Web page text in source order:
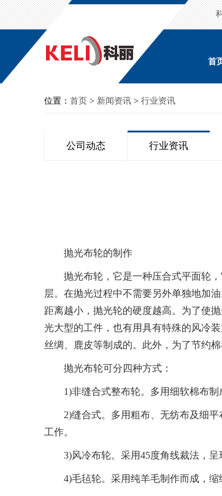
首
位置： 首页 > 新闻资讯 > 行业资讯
公司动态 行业资讯
抛光布轮的制作
抛光布轮，它是一种压合式平面轮，
层。在抛光过程中不需要另外单独地加
距离越小，抛光轮的硬度越高。为了使
光大型的工件，也有用具有特殊的风冷
丝绸、鹿皮等制成的。此外，为了节约
抛光布轮可分四种方式：
1)非缝合式整布轮。多用细软棉布制
2)缝合式。多用粗布、无纺布及细平
工作。
3)风冷布轮。采用45度角线裁法，呈
4)毛毡轮。采用纯羊毛制作而成，缩